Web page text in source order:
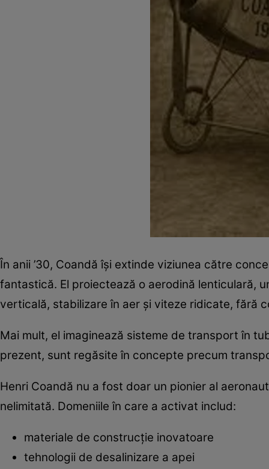
În anii ’30, Coandă își extinde viziunea către
fantastică. El proiectează o aerodină lenticulară,
verticală, stabilizare în aer și viteze ridicate, fără
Mai mult, el imaginează sisteme de transport în
prezent, sunt regăsite în concepte precum
Henri Coandă nu a fost doar un pionier al
nelimitată. Domeniile în care a activat includ:
materiale de construcție inovatoare
tehnologii de desalinizare a apei